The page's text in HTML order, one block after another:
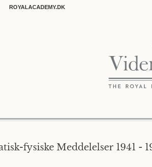
ROYALACADEMY.DK
fysiske Meddelelser 1941 -